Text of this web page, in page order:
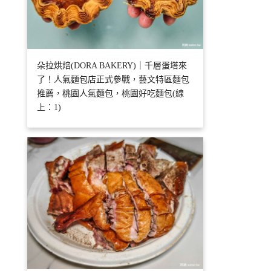
朵拉烘焙(DORA BAKERY)｜千層蛋塔來
了！人氣麵包店正式參戰，藝文特區麵包
推薦，桃園人氣麵包，桃園好吃麵包(線
上：1)